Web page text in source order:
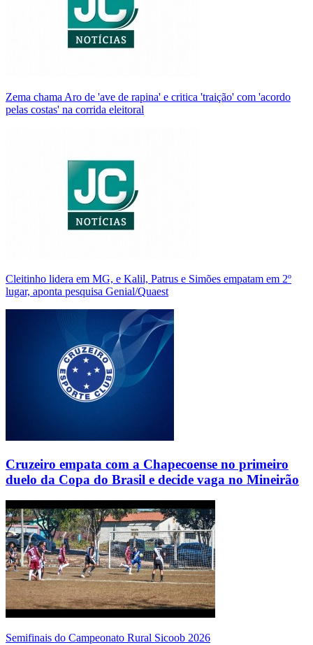
Zema chama Aro de 'ave de rapina' e critica 'traição' com 'acordo
pelas costas' na corrida eleitoral
Cleitinho lidera em MG, e Kalil, Patrus e Simões empatam em 2º
lugar, aponta pesquisa Genial/Quaest
Cruzeiro empata com a Chapecoense no primeiro
duelo da Copa do Brasil e decide vaga no Mineirão
Semifinais do Campeonato Rural Sicoob 2026